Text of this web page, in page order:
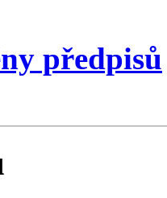
předpisů